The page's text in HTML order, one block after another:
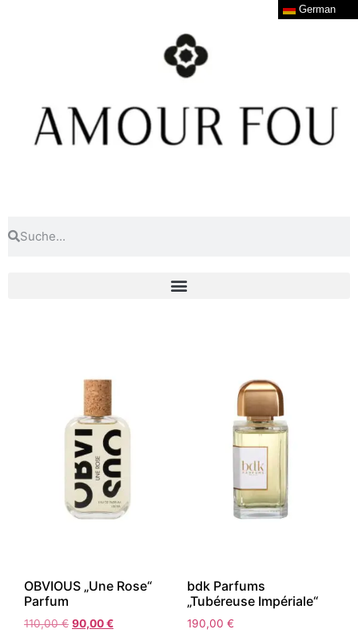
OBVIOUS „Une Rose“
Parfum
110,00€ 90,00€
bdk Parfums
„Tubéreuse Impériale“
190,00 €
German